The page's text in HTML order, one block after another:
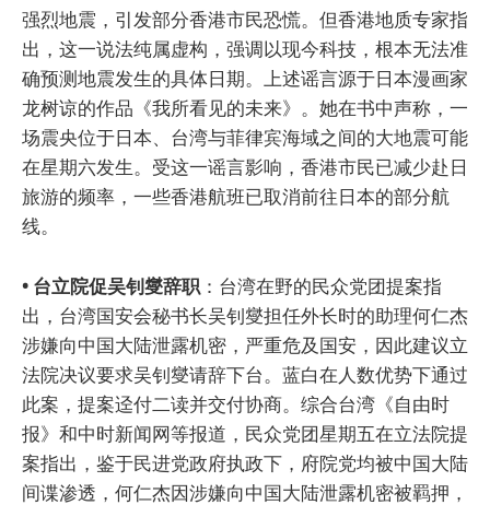
强烈地震，引发部分香港市民恐慌。但香港地质专家指
出，这一说法纯属虚构，强调以现今科技，根本无法准
确预测地震发生的具体日期。上述谣言源于日本漫画家
龙树谅的作品《我所看见的未来》。她在书中声称，一
场震央位于日本、台湾与菲律宾海域之间的大地震可能
在星期六发生。受这一谣言影响，香港市民已减少赴日
旅游的频率，一些香港航班已取消前往日本的部分航
线。
• 台立院促吴钊燮辞职 ：台湾在野的民众党团提案指
出，台湾国安会秘书长吴钊燮担任外长时的助理何仁杰
涉嫌向中国大陆泄露机密，严重危及国安，因此建议立
法院决议要求吴钊燮请辞下台。蓝白在人数优势下通过
此案，提案迳付二读并交付协商。综合台湾《自由时
报》和中时新闻网等报道，民众党团星期五在立法院提
案指出，鉴于民进党政府执政下，府院党均被中国大陆
间谍渗透，何仁杰因涉嫌向中国大陆泄露机密被羁押，